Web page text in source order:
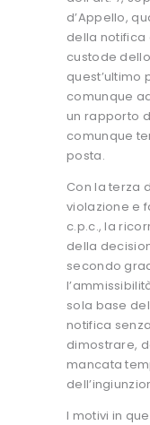
d’Appello,
della notifica
custode
comunque
un rapporto
comunque
posta.
Con la terza
violazione e
c.p.c., la
della
secondo
sola base
notifica
dimostrare,
mancata
I motivi in